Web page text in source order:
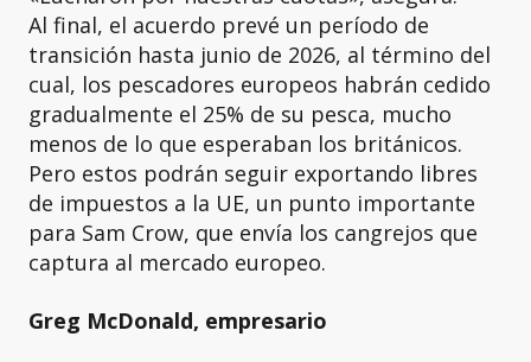
Al final, el acuerdo prevé un período de
transición hasta junio de 2026, al término del
cual, los pescadores europeos habrán cedido
gradualmente el 25% de su pesca, mucho
menos de lo que esperaban los británicos.
Pero estos podrán seguir exportando libres
de impuestos a la UE, un punto importante
para Sam Crow, que envía los cangrejos que
captura al mercado europeo.
Greg McDonald, empresario